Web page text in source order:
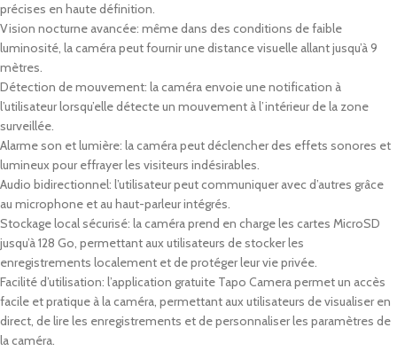
précises en haute définition.
Vision nocturne avancée: même dans des conditions de faible
luminosité, la caméra peut fournir une distance visuelle allant jusqu’à 9
mètres.
Détection de mouvement: la caméra envoie une notification à
l’utilisateur lorsqu’elle détecte un mouvement à l’intérieur de la zone
surveillée.
Alarme son et lumière: la caméra peut déclencher des effets sonores et
lumineux pour effrayer les visiteurs indésirables.
Audio bidirectionnel: l’utilisateur peut communiquer avec d’autres grâce
au microphone et au haut-parleur intégrés.
Stockage local sécurisé: la caméra prend en charge les cartes MicroSD
jusqu’à 128 Go, permettant aux utilisateurs de stocker les
enregistrements localement et de protéger leur vie privée.
Facilité d’utilisation: l’application gratuite Tapo Camera permet un accès
facile et pratique à la caméra, permettant aux utilisateurs de visualiser en
direct, de lire les enregistrements et de personnaliser les paramètres de
la caméra.